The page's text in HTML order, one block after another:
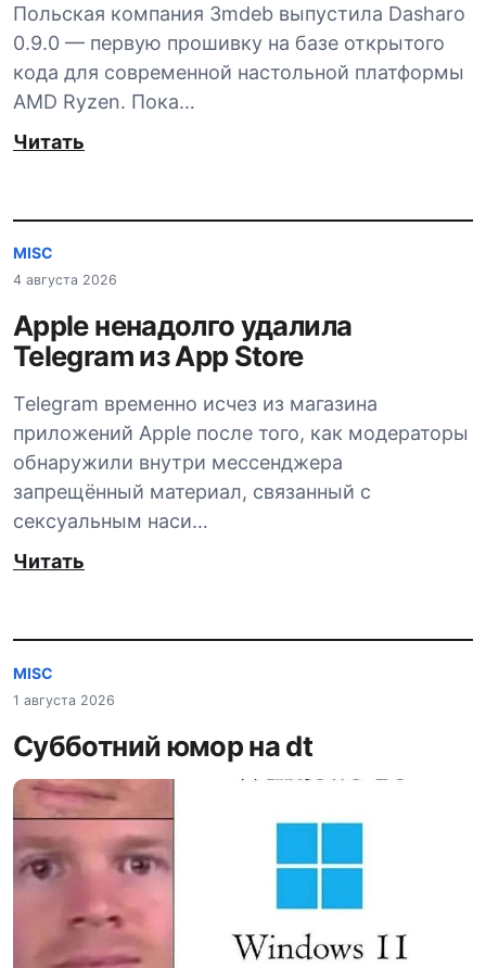
Польская компания 3mdeb выпустила Dasharo
0.9.0 — первую прошивку на базе открытого
кода для современной настольной платформы
AMD Ryzen. Пока…
Читать
MISC
4 августа 2026
Apple ненадолго удалила
Telegram из App Store
Telegram временно исчез из магазина
приложений Apple после того, как модераторы
обнаружили внутри мессенджера
запрещённый материал, связанный с
сексуальным наси…
Читать
MISC
1 августа 2026
Субботний юмор на dt